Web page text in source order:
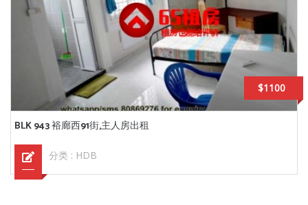
$1100
BLK 943 裕廊西91街,主人房出租
分类 : HDB